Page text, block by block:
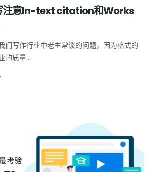
注意In-text citation和Works
们写作行业中老生常谈的问题，因为格式的
的质量...